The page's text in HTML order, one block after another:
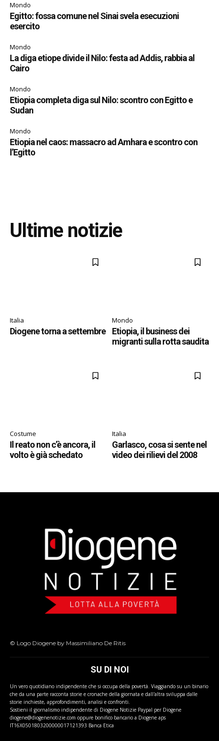
Mondo
Egitto: fossa comune nel Sinai svela esecuzioni
esercito
Mondo
La diga etiope divide il Nilo: festa ad Addis, rabbia al
Cairo
Mondo
Etiopia completa diga sul Nilo: scontro con Egitto e
Sudan
Mondo
Etiopia nel caos: massacro ad Amhara e scontro con
l’Egitto
Ultime notizie
Italia
Diogene torna a settembre
Mondo
Etiopia, il business dei
migranti sulla rotta saudita
Costume
Il reato non c’è ancora, il
volto è già schedato
Italia
Garlasco, cosa si sente nel
video dei rilievi del 2008
© Logo Diogene by Massimiliano De Ritis
SU DI NOI
Un vero quotidiano indipendente che si occupa della povertà. Viaggiando su un binario
che da una parte racconta storie e cronache della giornata e dall'altra sviluppa dalle
storie inchieste, approfondimenti, analisi e confronti.
Sostieni il giornalismo indipendente di Diogene Notizie Paypal per Diogene
diogene@diogenenotizie.com oppure bonifico bancario a Diogene aps
IT16X0501803200000017121393 Banca Etica